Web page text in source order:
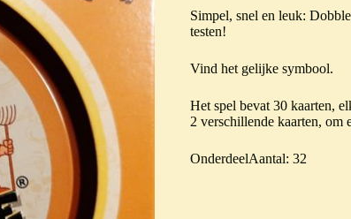
Simpel, snel en leuk:
testen!
Vind het gelijke symbool.
Het spel bevat 30 kaarten,
2 verschillende kaarten, om
OnderdeelAantal: 32